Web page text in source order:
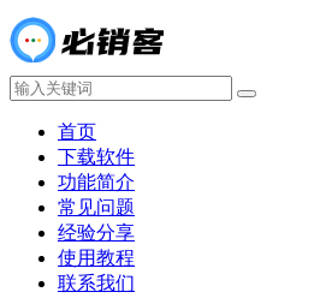
首页
下载软件
功能简介
常见问题
经验分享
使用教程
联系我们